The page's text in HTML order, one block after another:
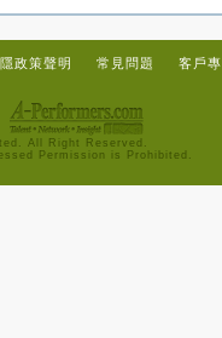
政策聲明 常見問題 客戶
All Right Reserved.
Permission is Prohibited.